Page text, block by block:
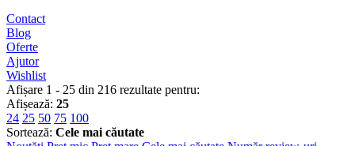
Contact
Blog
Oferte
Ajutor
Wishlist
Afișare 1 - 25 din 216 rezultate pentru:
Afișează: 25
24 25 50 75 100
Sortează: Cele mai căutate